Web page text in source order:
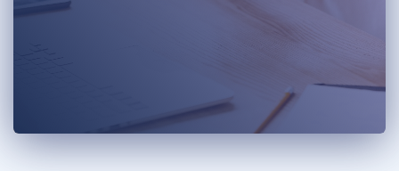
Ücretsiz Kaynaklar
Rehberlik Aracı
Blog